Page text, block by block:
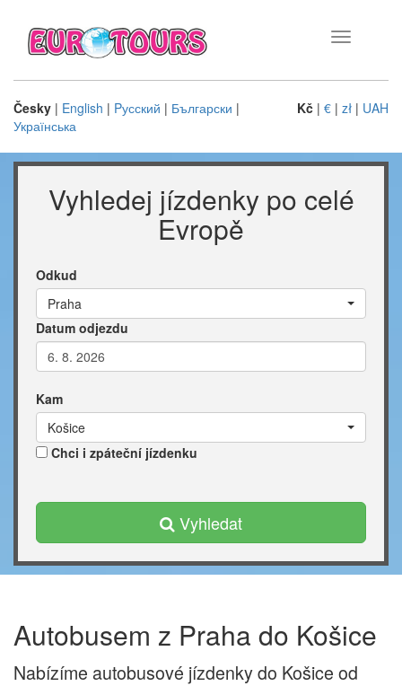
Toggle
Česky | English | Pусский | Български |
Українська
Kč| €| zł| UAH
Vyhledej jízdenky po celé
Evropě
Odkud
Praha
Datum odjezdu
Kam
Košice
Chci i zpáteční jízdenku
Vyhledat
Autobusem z Praha do Košice
Nabízíme autobusové jízdenky do Košice od